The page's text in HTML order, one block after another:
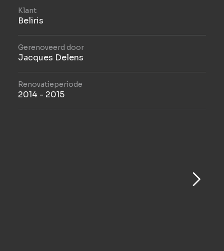
Klant
Beliris
Gerenoveerd door
Jacques Delens
Renovatieperiode
2014 - 2015